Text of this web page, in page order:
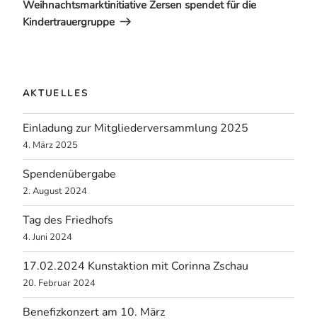
Weihnachtsmarktinitiative Zersen spendet für die
Kindertrauergruppe
AKTUELLES
Einladung zur Mitgliederversammlung 2025
4. März 2025
Spendenübergabe
2. August 2024
Tag des Friedhofs
4. Juni 2024
17.02.2024 Kunstaktion mit Corinna Zschau
20. Februar 2024
Benefizkonzert am 10. März